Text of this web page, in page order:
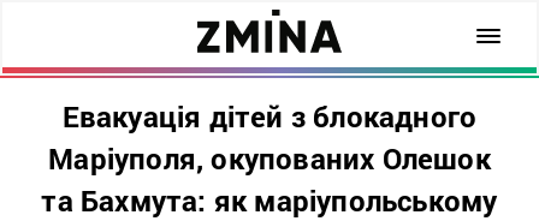
Евакуація дітей з блокадного
Маріуполя, окупованих Олешок
та Бахмута: як маріупольському